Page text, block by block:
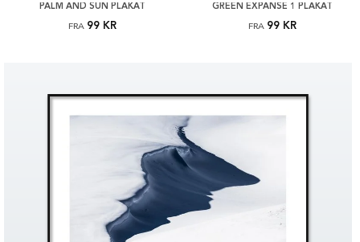
PALM AND SUN PLAKAT
FRA 99 KR
GREEN EXPANSE 1 PLAKAT
FRA 99 KR